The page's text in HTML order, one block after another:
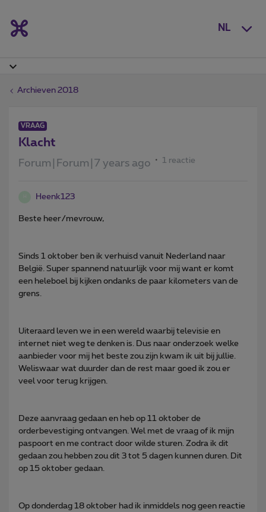
NL
Archieven 2018
VRAAG
Klacht
Forum|Forum|7 years ago 1 reactie
Heenk123
Beste heer/mevrouw,
Sinds 1 oktober ben ik verhuisd vanuit Nederland naar
België. Super spannend natuurlijk voor mij want er komt
een heleboel bij kijken ondanks de paar kilometers van de
grens.
Uiteraard leven we in een wereld waarbij televisie en
internet niet weg te denken is. Dus naar onderzoek welke
aanbieder voor mij het beste zou zijn kwam ik uit bij jullie.
Weliswaar wat duurder dan de rest maar goed ik zou er
veel voor terug krijgen.
Deze aanvraag gedaan en heb op 11 oktober de
orderbevestiging ontvangen. Wel met de vraag of ik mijn
paspoort en me contract door wilde sturen. Zodra ik dit
gedaan zou hebben zou dit 3 tot 5 dagen kunnen duren. Dit
op 15 oktober gedaan.
Op donderdag 18 oktober had ik inmiddels nog geen reactie